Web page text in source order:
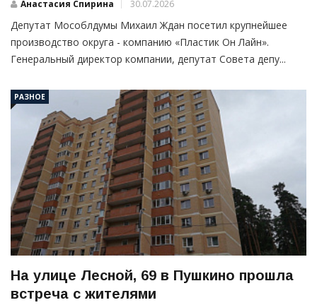
Анастасия Спирина 30.07.2026
Депутат Мособлдумы Михаил Ждан посетил крупнейшее
производство округа - компанию «Пластик Он Лайн».
Генеральный директор компании, депутат Совета депу...
РАЗНОЕ
На улице Лесной, 69 в Пушкино прошла
встреча с жителями